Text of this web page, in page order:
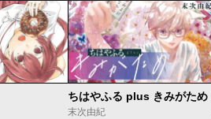
ちはやふる plus きみがため
末次由紀